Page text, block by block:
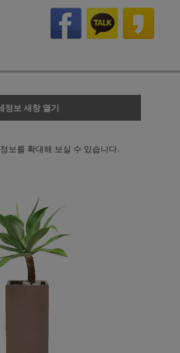
정보 새창 열기
보를 확대해 보실 수 있습니다.